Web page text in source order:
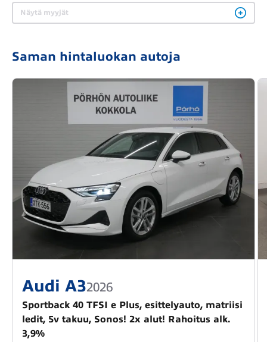
Näytä myyjät
Saman hintaluokan autoja
Audi A32026
Sportback 40 TFSI e Plus, esittelyauto, matriisi
ledit, 5v takuu, Sonos! 2x alut! Rahoitus alk.
3,9%